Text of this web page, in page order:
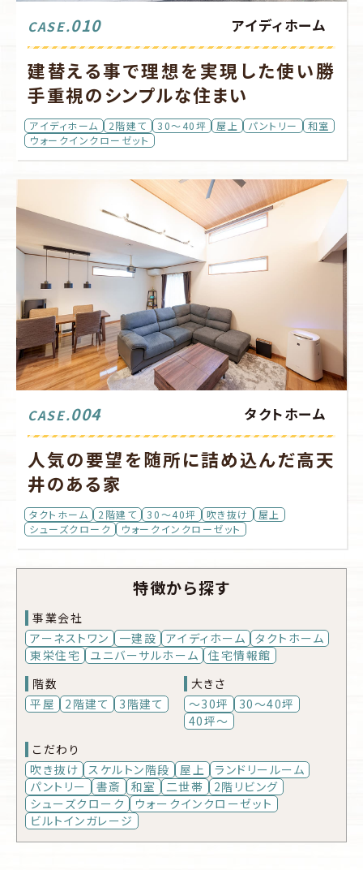
CASE.010 アイディホーム
建替える事で理想を実現した使い勝
手重視のシンプルな住まい
アイディホーム 2階建て 30～40坪 屋上 パントリー
和室
ウォークインクローゼット
CASE.004 タクトホーム
人気の要望を随所に詰め込んだ高天
井のある家
タクトホーム 2階建て 30～40坪 吹き抜け
屋上
シューズクローク
ウォークインクローゼット
特徴から探す
事業会社
アーネストワン
一建設 アイディホーム
タクトホーム
東栄住宅
ユニバーサルホーム
住宅情報館
階数
平屋
2階建て 3階建て
大きさ
～30坪
30～40坪
40坪～
こだわり
吹き抜け
スケルトン階段 屋上
ランドリールーム
パントリー
書斎 和室 二世帯
2階リビング
シューズクローク
ウォークインクローゼット
ビルトインガレージ